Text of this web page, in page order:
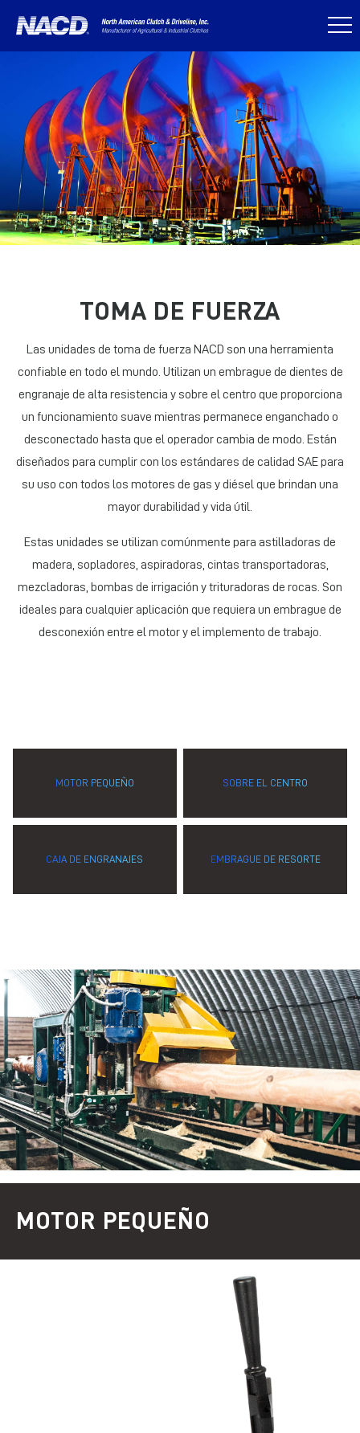
TOMA DE FUERZA
Las unidades de toma de fuerza NACD son una herramienta
confiable en todo el mundo. Utilizan un embrague de dientes de
engranaje de alta resistencia y sobre el centro que proporciona
un funcionamiento suave mientras permanece enganchado o
desconectado hasta que el operador cambia de modo. Están
diseñados para cumplir con los estándares de calidad SAE para
su uso con todos los motores de gas y diésel que brindan una
mayor durabilidad y vida útil.
Estas unidades se utilizan comúnmente para astilladoras de
madera, sopladores, aspiradoras, cintas transportadoras,
mezcladoras, bombas de irrigación y trituradoras de rocas. Son
ideales para cualquier aplicación que requiera un embrague de
desconexión entre el motor y el implemento de trabajo.
MOTOR PEQUEÑO SOBRE EL CENTRO
CAJA DE ENGRANAJES EMBRAGUE DE RESORTE
MOTOR PEQUEÑO